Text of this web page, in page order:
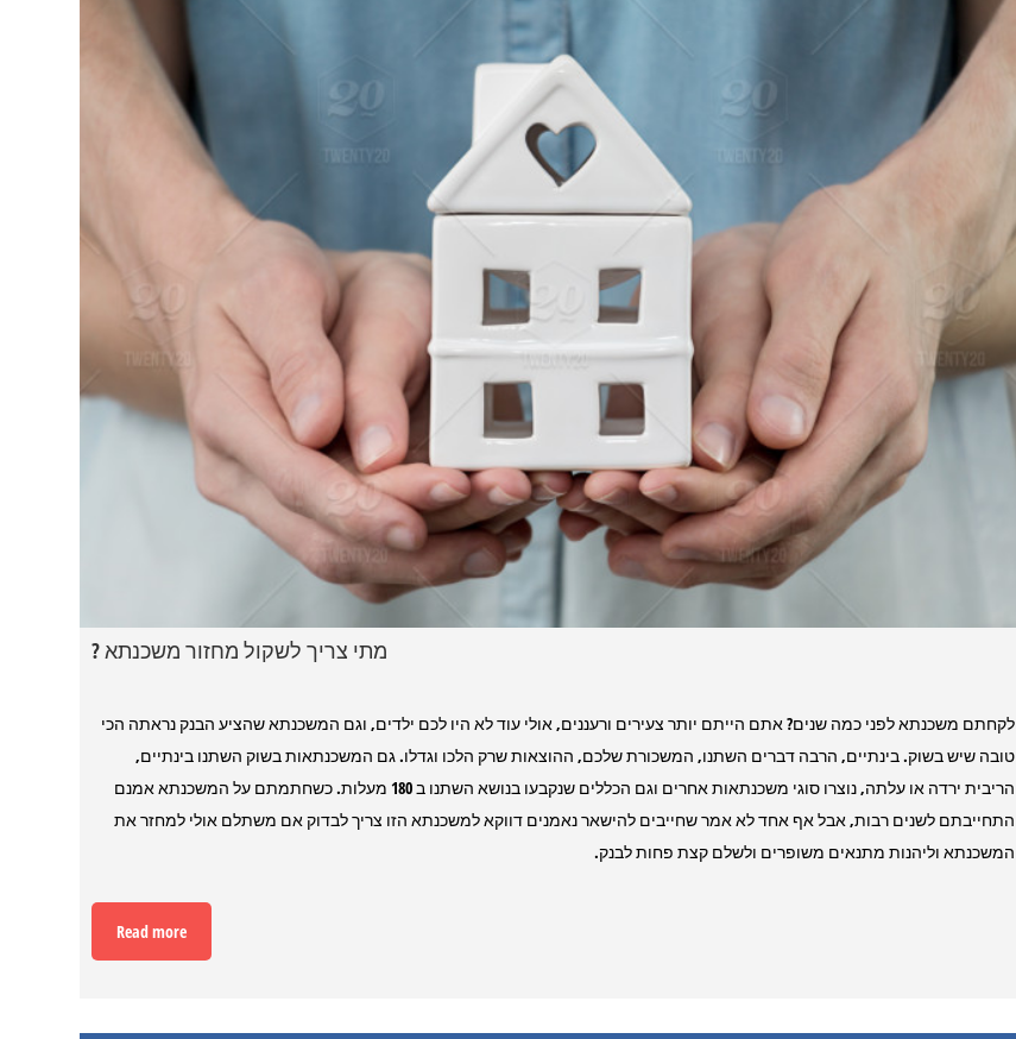
מתי צריך לשקול מחזור משכנתא ?
לקחתם משכנתא לפני כמה שנים? אתם הייתם יותר צעירים ורעננים, אולי עוד לא היו לכם ילדים, וגם המשכנתא שהציע הבנק נראתה הכי
טובה שיש בשוק. בינתיים, הרבה דברים השתנו, המשכורת שלכם, ההוצאות שרק הלכו וגדלו. גם המשכנתאות בשוק השתנו בינתיים,
הריבית ירדה או עלתה, נוצרו סוגי משכנתאות אחרים וגם הכללים שנקבעו בנושא השתנו ב 180 מעלות. כשחתמתם על המשכנתא אמנם
התחייבתם לשנים רבות, אבל אף אחד לא אמר שחייבים להישאר נאמנים דווקא למשכנתא הזו צריך לבדוק אם משתלם אולי למחזר את
המשכנתא וליהנות מתנאים משופרים ולשלם קצת פחות לבנק.
Read more